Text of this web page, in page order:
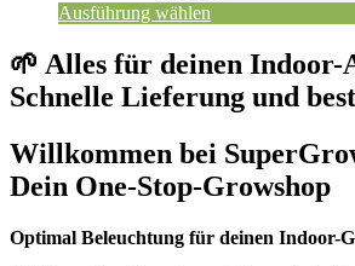
Ausführung wählen
🌱 Alles für deinen Indoor-
Schnelle Lieferung und
Willkommen bei
Dein One-Stop-Growshop
Optimal Beleuchtung für deinen Indoor-